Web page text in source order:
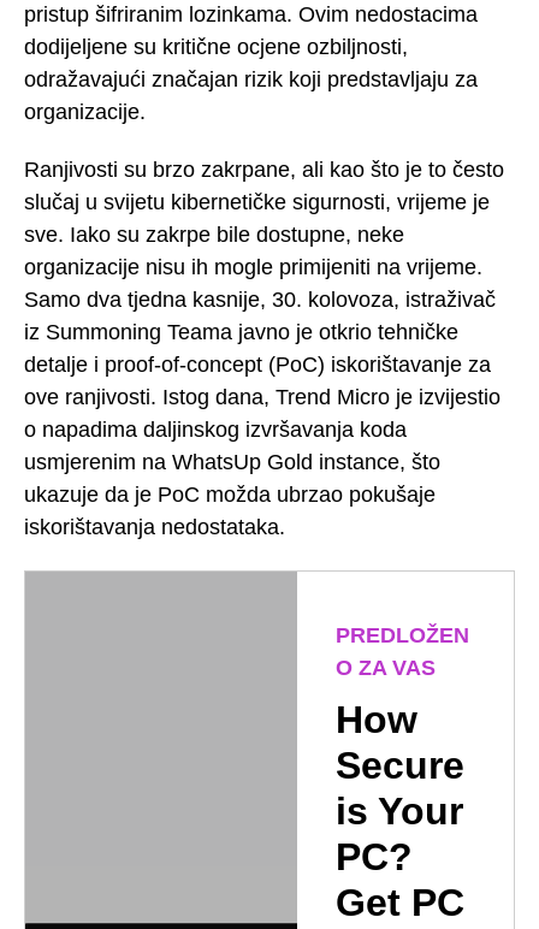
pristup šifriranim lozinkama. Ovim nedostacima
dodijeljene su kritične ocjene ozbiljnosti,
odražavajući značajan rizik koji predstavljaju za
organizacije.
Ranjivosti su brzo zakrpane, ali kao što je to često
slučaj u svijetu kibernetičke sigurnosti, vrijeme je
sve. Iako su zakrpe bile dostupne, neke
organizacije nisu ih mogle primijeniti na vrijeme.
Samo dva tjedna kasnije, 30. kolovoza, istraživač
iz Summoning Teama javno je otkrio tehničke
detalje i proof-of-concept (PoC) iskorištavanje za
ove ranjivosti. Istog dana, Trend Micro je izvijestio
o napadima daljinskog izvršavanja koda
usmjerenim na WhatsUp Gold instance, što
ukazuje da je PoC možda ubrzao pokušaje
iskorištavanja nedostataka.
PREDLOŽEN
O ZA VAS
How
Secure
is Your
PC?
Get PC